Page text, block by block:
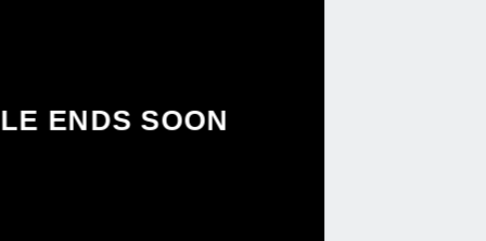
ENDS SOON